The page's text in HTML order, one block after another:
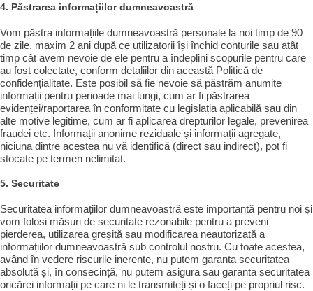
4. Păstrarea informațiilor dumneavoastră
Vom păstra informațiile dumneavoastră personale la noi timp de 90
de zile, maxim 2 ani după ce utilizatorii își închid conturile sau atât
timp cât avem nevoie de ele pentru a îndeplini scopurile pentru care
au fost colectate, conform detaliilor din această Politică de
confidențialitate. Este posibil să fie nevoie să păstrăm anumite
informații pentru perioade mai lungi, cum ar fi păstrarea
evidenței/raportarea în conformitate cu legislația aplicabilă sau din
alte motive legitime, cum ar fi aplicarea drepturilor legale, prevenirea
fraudei etc. Informații anonime reziduale și informații agregate,
niciuna dintre acestea nu vă identifică (direct sau indirect), pot fi
stocate pe termen nelimitat.
5. Securitate
Securitatea informațiilor dumneavoastră este importantă pentru noi și
vom folosi măsuri de securitate rezonabile pentru a preveni
pierderea, utilizarea greșită sau modificarea neautorizată a
informațiilor dumneavoastră sub controlul nostru. Cu toate acestea,
având în vedere riscurile inerente, nu putem garanta securitatea
absolută și, în consecință, nu putem asigura sau garanta securitatea
oricărei informații pe care ni le transmiteți și o faceți pe propriul risc.